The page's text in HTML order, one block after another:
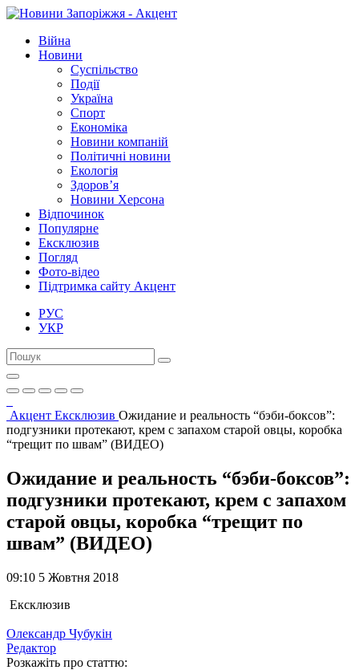
Війна
Новини
Суспільство
Події
Україна
Спорт
Економіка
Новини компаній
Політичні новини
Екологія
Здоров’я
Новини Херсона
Відпочинок
Популярне
Ексклюзив
Погляд
Фото-відео
Підтримка сайту Акцент
РУС
УКР
Акцент Ексклюзив Ожидание и реальность “бэби-боксов”:
подгузники протекают, крем с запахом старой овцы, коробка
“трещит по швам” (ВИДЕО)
Ожидание и реальность “бэби-боксов”:
подгузники протекают, крем с запахом
старой овцы, коробка “трещит по
швам” (ВИДЕО)
09:10 5 Жовтня 2018
Ексклюзив
Олександр Чубукін
Редактор
Розкажіть про статтю: